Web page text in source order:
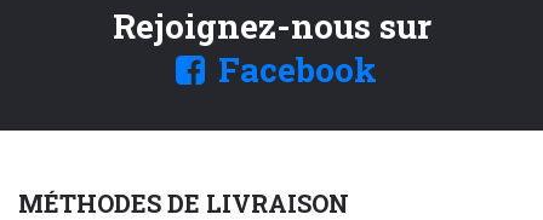
Rejoignez-nous sur
Facebook
MÉTHODES DE LIVRAISON